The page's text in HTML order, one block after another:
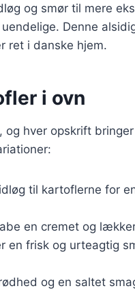
og smør til mere
Denne
ret i danske hjem.
i ovn
hver opskrift
til kartoflerne for
en cremet og
en frisk og urteagtig
og en saltet